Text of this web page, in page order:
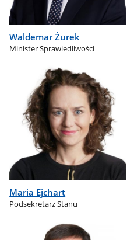
Waldemar Żurek
Minister Sprawiedliwości
Maria Ejchart
Podsekretarz Stanu